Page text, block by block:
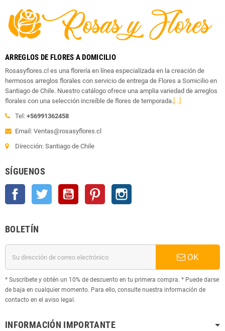
ARREGLOS DE FLORES A DOMICILIO
Rosasyflores.cl es una florería en línea especializada en la creación de
hermosos arreglos florales con servicio de entrega de Flores a Somicilio en
Santiago de Chile. Nuestro catálogo ofrece una amplia variedad de arreglos
florales con una selección increíble de flores de temporada. [...]
Tel: +56991362458
Email: Ventas@rosasyflores.cl
Dirección: Santiago de Chile
SÍGUENOS
Facebook Twitter YouTube Pinterest
BOLETÍN
OK
* Suscríbete y obtén un 10% de descuento en tu primera compra. * Puede darse
de baja en cualquier momento. Para ello, consulte nuestra información de
contacto en el aviso legal.
INFORMACIÓN IMPORTANTE